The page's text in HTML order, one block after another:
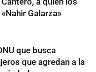
Galarza»
que busca
que agredan a la